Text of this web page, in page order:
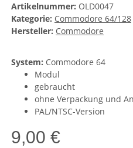
Artikelnummer: OLD0047
Kategorie: Commodore 64/128
Hersteller: Commodore
System: Commodore 64
Modul
gebraucht
ohne Verpackung und
PAL/NTSC-Version
9,00 €